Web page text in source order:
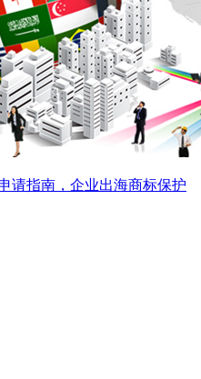
请指南，企业出海商标保护